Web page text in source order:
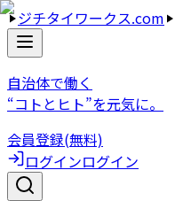
ジチタイワークス.com
自治体で働く
“コトとヒト”を元気に。
会員登録(無料)
ログインログイン